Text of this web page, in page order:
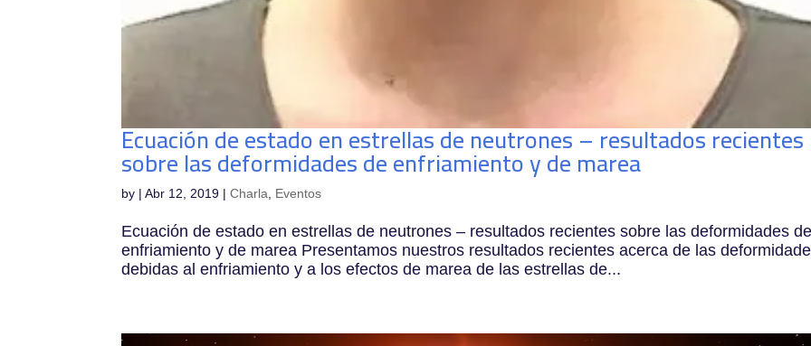
Ecuación de estado en estrellas de neutrones – resultados recientes
sobre las deformidades de enfriamiento y de marea
by |Abr 12, 2019 |Charla Eventos
Ecuación de estado en estrellas de neutrones – resultados recientes sobre las deformidades
enfriamiento y de marea Presentamos nuestros resultados recientes acerca de las
debidas al enfriamiento y a los efectos de marea de las estrellas de...